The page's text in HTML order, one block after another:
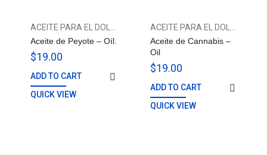
Aceite de Peyote – Oíl.
$19.00
ADD TO CART
QUICK VIEW
Aceite de Cannabis –
Oil
$19.00
ADD TO CART
QUICK VIEW